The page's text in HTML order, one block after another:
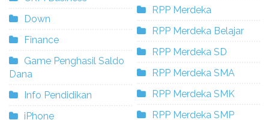
Down
Finance
Game Penghasil Saldo
Dana
Info Pendidikan
iPhone
RPP Merdeka
RPP Merdeka Belajar
RPP Merdeka SD
RPP Merdeka SMA
RPP Merdeka SMK
RPP Merdeka SMP